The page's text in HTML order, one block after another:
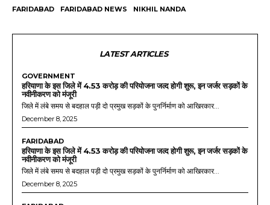
FARIDABAD FARIDABAD NEWS NIKHIL NANDA
LATEST ARTICLES
GOVERNMENT
हरियाणा के इस जिले में 4.53 करोड़ की परियोजना जल्द होगी शुरू, इन जर्जर सड़कों के
नवीनीकरण को मंजूरी
जिले में लंबे समय से बदहाल पड़ी दो प्रमुख सड़कों के पुनर्निर्माण को आखिरकार...
December 8, 2025
FARIDABAD
हरियाणा के इस जिले में 4.53 करोड़ की परियोजना जल्द होगी शुरू, इन जर्जर सड़कों के
नवीनीकरण को मंजूरी
जिले में लंबे समय से बदहाल पड़ी दो प्रमुख सड़कों के पुनर्निर्माण को आखिरकार...
December 8, 2025